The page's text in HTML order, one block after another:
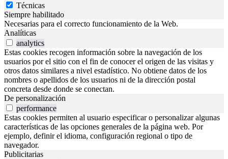
Técnicas
Siempre habilitado
Necesarias para el correcto funcionamiento de la Web.
Analíticas
analytics
Estas cookies recogen información sobre la navegación de los
usuarios por el sitio con el fin de conocer el origen de las visitas y
otros datos similares a nivel estadístico. No obtiene datos de los
nombres o apellidos de los usuarios ni de la dirección postal
concreta desde donde se conectan.
De personalización
performance
Estas cookies permiten al usuario especificar o personalizar algunas
características de las opciones generales de la página web. Por
ejemplo, definir el idioma, configuración regional o tipo de
navegador.
Publicitarias